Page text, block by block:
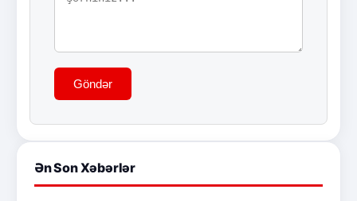
Göndər
Ən Son Xəbərlər